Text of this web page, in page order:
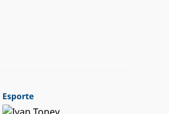
Esporte